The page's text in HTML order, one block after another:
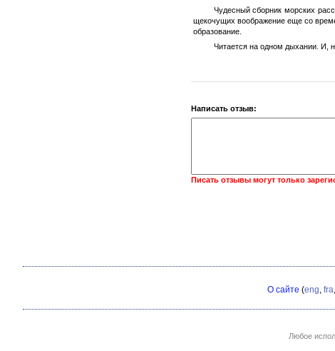
Чудесный сборник морских
щекочущих воображение еще со
образование.
Читается на одном дыхании. И,
Написать отзыв:
Писать отзывы могут только
О сайте (eng fra
Любое